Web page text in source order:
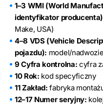
1–3 WMI (World
identyfikator
Make, USA)
4–8 VDS (Vehicle
pojazdu): model/
9 Cyfra kontrolna: cyfra
10 Rok: kod specyficzny
11 Zakład: fabryka
12–17 Numer seryjny: